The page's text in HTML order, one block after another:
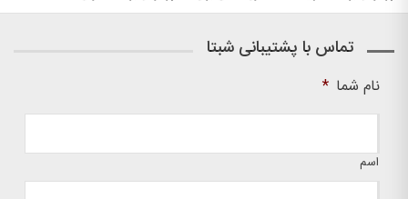
تماس با پشتیبانی شبتا
نام شما *
اسم